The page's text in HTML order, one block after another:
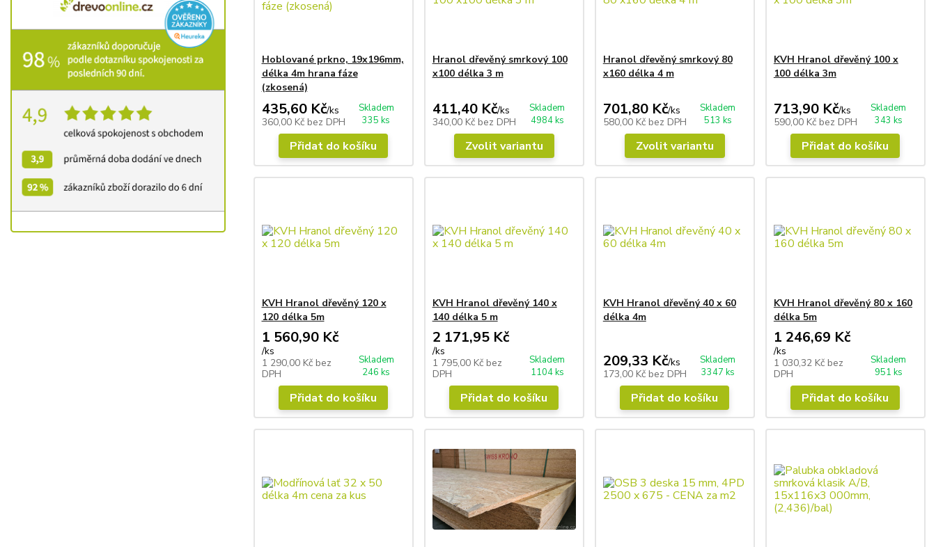
Hoblované prkno, 19x196mm,
délka 4m hrana fáze
(zkosená)
435,60 Kč/ks
360,00 Kč bez DPH
Skladem
335 ks
Přidat do košíku
Hranol dřevěný smrkový 100
x100 délka 3 m
411,40 Kč/ks
340,00 Kč bez DPH
Skladem
4984 ks
Zvolit variantu
Hranol dřevěný smrkový 80
x160 délka 4 m
701,80 Kč/ks
580,00 Kč bez DPH
Skladem
513 ks
Zvolit variantu
KVH Hranol dřevěný 100 x
100 délka 3m
713,90 Kč/ks
590,00 Kč bez DPH
Skladem
343 ks
Přidat do košíku
KVH Hranol dřevěný 120 x
120 délka 5m
1 560,90 Kč
/ks
1 290,00 Kč bez
DPH
Skladem
246 ks
Přidat do košíku
KVH Hranol dřevěný 140 x
140 délka 5 m
2 171,95 Kč
/ks
1 795,00 Kč bez
DPH
Skladem
1104 ks
Přidat do košíku
KVH Hranol dřevěný 40 x 60
délka 4m
209,33 Kč/ks
173,00 Kč bez DPH
Skladem
3347 ks
Přidat do košíku
KVH Hranol dřevěný 80 x 160
délka 5m
1 246,69 Kč
/ks
1 030,32 Kč bez
DPH
Skladem
951 ks
Přidat do košíku